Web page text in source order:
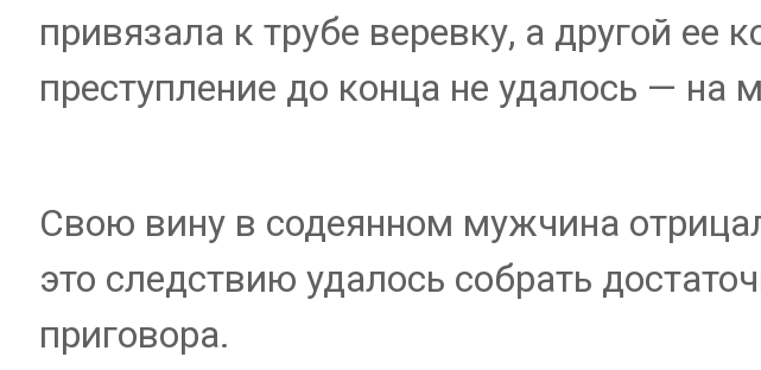
привязала к трубе веревку, а другой ее
преступление до конца не удалось — на
Свою вину в содеянном мужчина
это следствию удалось собрать
приговора.